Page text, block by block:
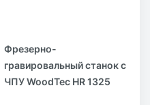
Фрезерно-
гравировальный станок с
ЧПУ WoodTec HR 1325